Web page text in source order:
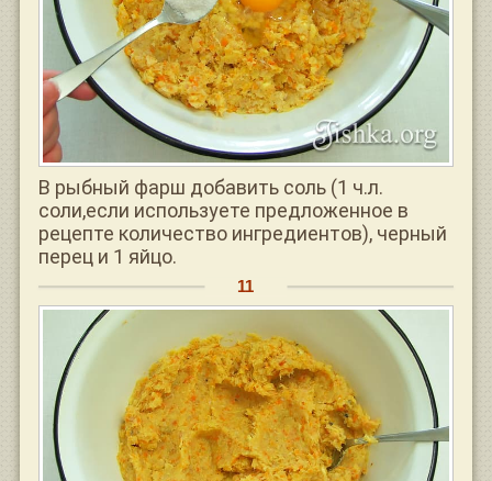
В рыбный фарш добавить соль (1 ч.л.
соли,если используете предложенное в
рецепте количество ингредиентов), черный
перец и 1 яйцо.